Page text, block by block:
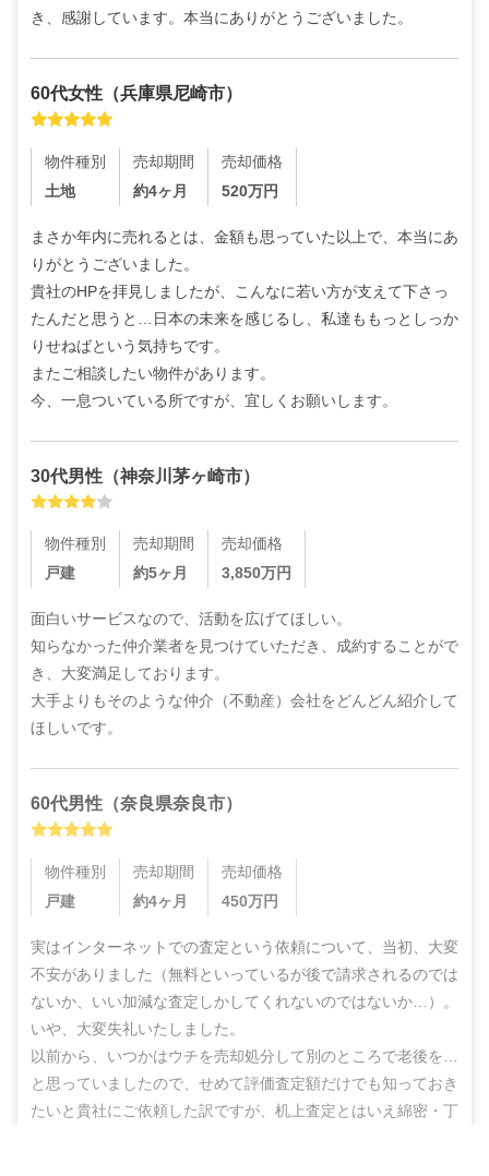
き、感謝しています。本当にありがとうございました。
60代女性 （兵庫県尼崎市）
物件種別
土地
売却期間
約4ヶ月
売却価格
520万円
まさか年内に売れるとは、金額も思っていた以上で、本当にあ
りがとうございました。
貴社のHPを拝見しましたが、こんなに若い方が支えて下さっ
たんだと思うと…日本の未来を感じるし、私達ももっとしっか
りせねばという気持ちです。
またご相談したい物件があります。
今、一息ついている所ですが、宜しくお願いします。
30代男性 （神奈川茅ヶ崎市）
物件種別
戸建
売却期間
約5ヶ月
売却価格
3,850万円
面白いサービスなので、活動を広げてほしい。
知らなかった仲介業者を見つけていただき、成約することがで
き、大変満足しております。
大手よりもそのような仲介（不動産）会社をどんどん紹介して
ほしいです。
60代男性 （奈良県奈良市）
物件種別
戸建
売却期間
約4ヶ月
売却価格
450万円
実はインターネットでの査定という依頼について、当初、大変
不安がありました（無料といっているが後で請求されるのでは
ないか、いい加減な査定しかしてくれないのではないか…）。
いや、大変失礼いたしました。
以前から、いつかはウチを売却処分して別のところで老後を…
と思っていましたので、せめて評価査定額だけでも知っておき
たいと貴社にご依頼した訳ですが、机上査定とはいえ綿密・丁